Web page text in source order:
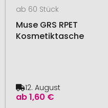
ab 60 Stück
Muse GRS RPET
Kosmetiktasche
ab1,60 €
12. August